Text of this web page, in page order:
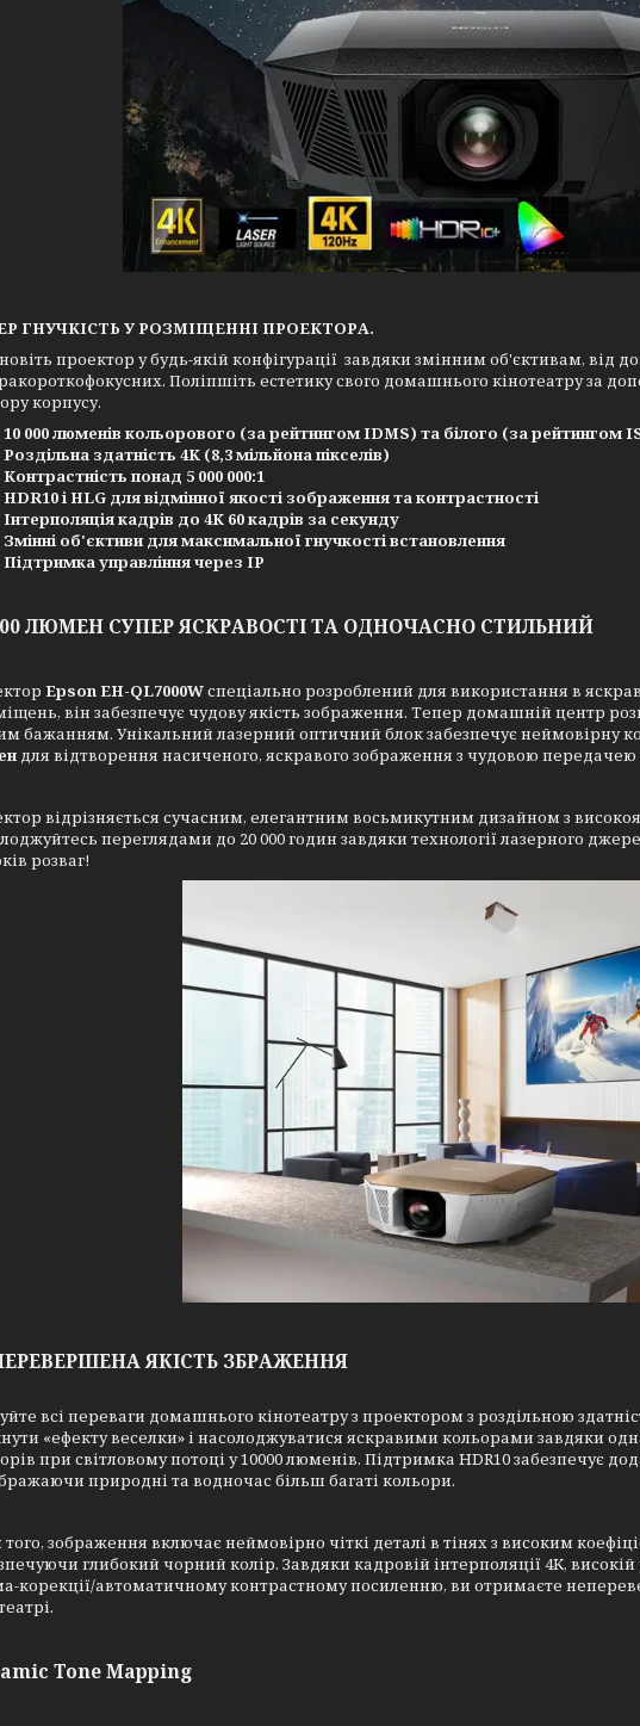
ГНУЧКІСТЬ У РОЗМІЩЕННІ ПРОЕКТОРА.
проектор у будь-якій конфігурації завдяки змінним об'єктивам, від
Поліпшіть естетику свого домашнього кінотеатру за
корпусу.
10 000 люменів кольорового (за рейтингом IDMS) та білого (за рейтингом
Роздільна здатність 4K (8,3 мільйона пікселів)
Контрастність понад 5 000 000:1
HDR10 і HLG для відмінної якості зображення та контрастності
Інтерполяція кадрів до 4K 60 кадрів за секунду
Змінні об'єктиви для максимальної гнучкості встановлення
Підтримка управління через IP
ЛЮМЕН СУПЕР ЯСКРАВОСТІ ТА ОДНОЧАСНО СТИЛЬНИЙ
Epson EH-QL7000Wспеціально розроблений для використання в
він забезпечує чудову якість зображення. Тепер домашній центр
бажанням. Унікальний лазерний оптичний блок забезпечує неймовірну
для відтворення насиченого, яскравого зображення з чудовою передачею
відрізняється сучасним, елегантним восьмикутним дизайном з
переглядами до 20 000 годин завдяки технології лазерного
розваг!
ЯКІСТЬ ЗБРАЖЕННЯ
всі переваги домашнього кінотеатру з проектором з роздільною
«ефекту веселки» і насолоджуватися яскравими кольорами завдяки
при світловому потоці у 10000 люменів. Підтримка HDR10 забезпечує
природні та водночас більш багаті кольори.
зображення включає неймовірно чіткі деталі в тінях з високим
глибокий чорний колір. Завдяки кадровій інтерполяції 4K, високій
корекції/автоматичному контрастному посиленню, ви отримаєте
Tone Mapping